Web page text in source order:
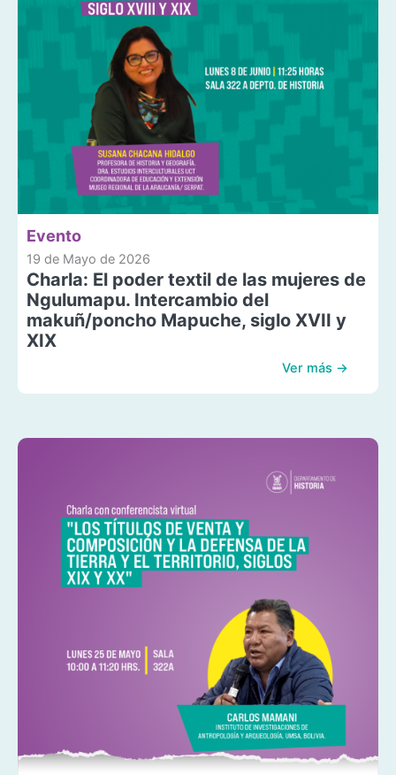
Evento
19 de Mayo de 2026
Charla: El poder textil de las mujeres de
Ngulumapu. Intercambio del
makuñ/poncho Mapuche, siglo XVII y
XIX
Ver más →